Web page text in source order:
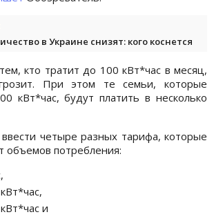
в Украине снизят: кого коснется
кто тратит до 100 кВт*час в месяц,
При этом те семьи, которые
кВт*час, будут платить в несколько
четыре разных тарифа, которые
объемов потребления:
и